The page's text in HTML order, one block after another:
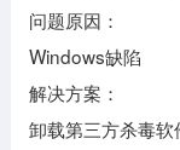
问题原因：
Windows缺陷
解决方案：
卸载第三方杀毒